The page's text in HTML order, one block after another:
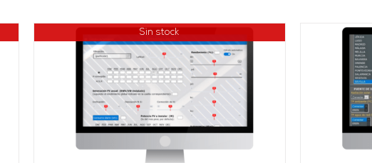
Sin stock
Valorado
con3.89
de 5
AÑADIR AL CARRITO DETALLES